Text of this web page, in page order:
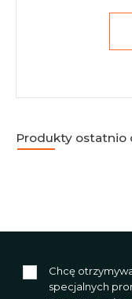
Produkty ostatnio
Chcę
specjalnych